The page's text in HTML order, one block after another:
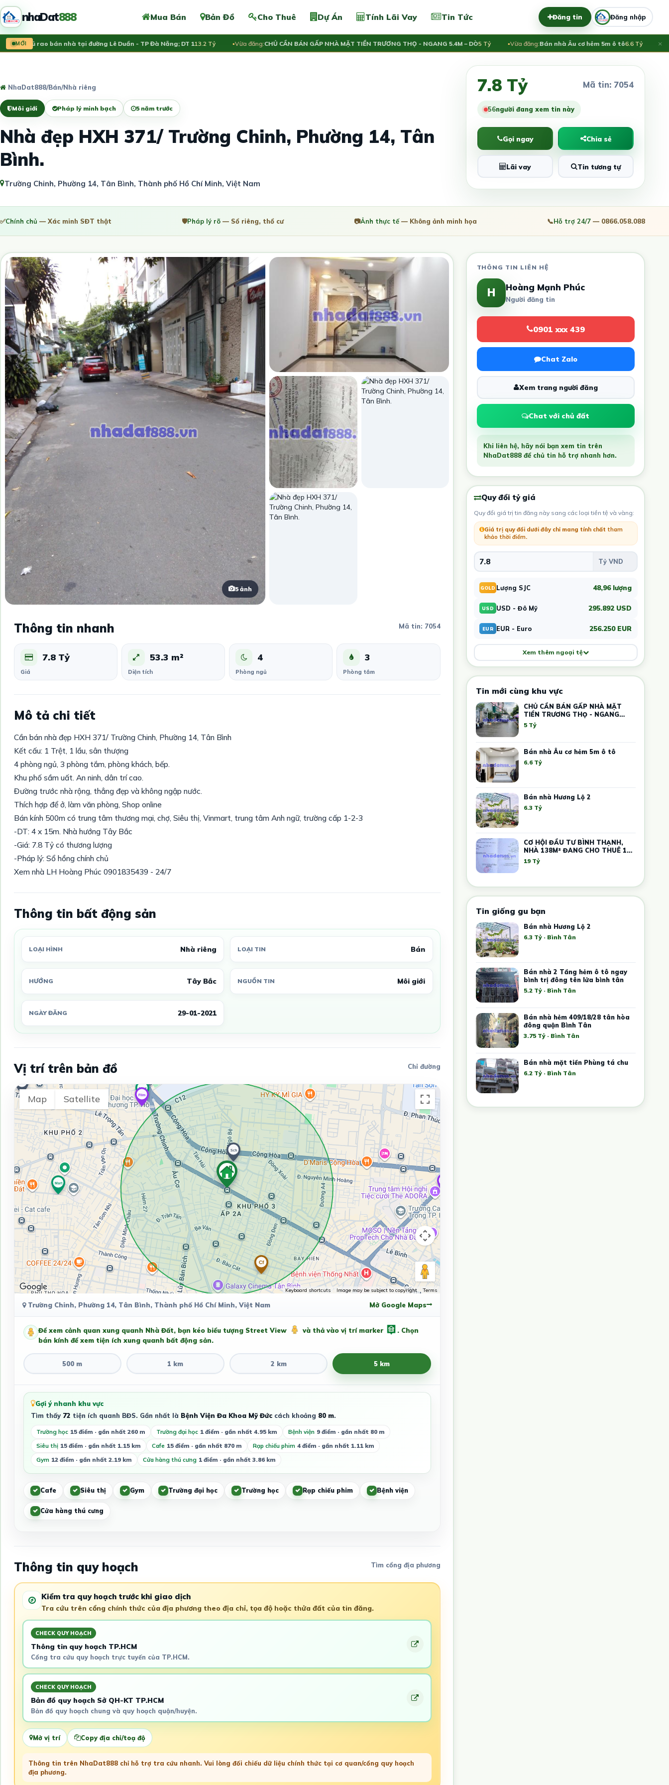
nhaDat888 Mua Bán Bản Đồ Cho Thuê Dự Án Tính Lãi Vay Tin Tức Đăng tin Đăng nhập
MỚI
chủ rao bán nhà tại đường Lê Duẩn - TP Đà Nẵng; DT 113.2 Tỷ Vừa đăng:CHỦ CẦN BÁN GẤP NHÀ MẶT TIỀN TRƯƠNG THỌ - NGANG 5.4M – DÒ 5 Tỷ Vừa đăng:Bán nhà Âu cơ hẻm 5m ô tô6.6 Tỷ Vừa×
NhaDat888/Bán/Nhà riêng
Môi giới Pháp lý minh bạch 5 năm trước
Nhà đẹp HXH 371/ Trường Chinh, Phường 14, Tân
Bình.
Trường Chinh, Phường 14, Tân Bình, Thành phố Hồ Chí Minh, Việt Nam
7.8 Tỷ Mã tin: 7054
56người đang xem tin này
Gọi ngay Chia sẻ
Lãi vay Tin tương tự
✅Chính chủ — Xác minh SĐT thật 🛡️Pháp lý rõ — Sổ riêng, thổ cư 📷Ảnh thực tế— Không ảnh minh họa 📞Hỗ trợ 24/7 — 0866.058.088
5 ảnh
Thông tin nhanh Mã tin: 7054
7.8 Tỷ
Giá
53.3 m²
Diện tích
4
Phòng ngủ
3
Phòng tắm
Mô tả chi tiết
Cần bán nhà đẹp HXH 371/ Trường Chinh, Phường 14, Tân Bình
Kết cấu: 1 Trệt, 1 lầu, sân thượng
4 phòng ngủ, 3 phòng tắm, phòng khách, bếp.
Khu phố sầm uất. An ninh, dân trí cao.
Đường trước nhà rộng, thẳng đẹp và không ngập nước.
Thích hợp để ở, làm văn phòng, Shop online
Bán kính 500m có trung tâm thương mại, chợ, Siêu thị, Vinmart, trung tâm Anh ngữ, trường cấp 1-2-3
-DT: 4 x 15m. Nhà hướng Tây Bắc
-Giá: 7.8 Tỷ có thương lượng
-Pháp lý: Sổ hồng chính chủ
Xem nhà LH Hoàng Phúc 0901835439 - 24/7
Thông tin bất động sản
LOẠI HÌNH Nhà riêng LOẠI TIN Bán
HƯỚNG Tây Bắc NGUỒN TIN Môi giới
NGÀY ĐĂNG 29-01-2021
Vị trí trên bản đồ Chỉ đường
Map Satellite
Keyboard shortcuts Image may be subject to copyright Terms
Trường Chinh, Phường 14, Tân Bình, Thành phố Hồ Chí Minh, Việt Nam Mở Google Maps
Để xem cảnh quan xung quanh Nhà Đất, bạn kéo biểu tượng Street View và thả vào vị trí marker
. Chọn
bán kính để xem tiện ích xung quanh bất động sản.
500 m 1 km 2 km 5 km
Gợi ý nhanh khu vực
Tìm thấy 72 tiện ích quanh BĐS. Gần nhất là Bệnh Viện Đa Khoa Mỹ Đứccách khoảng 80 m.
Trường học 15 điểm · gần nhất 260 m Trường đại học 1 điểm · gần nhất 4.95 km Bệnh viện 9 điểm · gần nhất 80 m
Siêu thị 15 điểm · gần nhất 1.15 km Cafe 15 điểm · gần nhất 870 m Rạp chiếu phim 4 điểm · gần nhất 1.11 km
Gym 12 điểm · gần nhất 2.19 km Cửa hàng thú cưng 1 điểm · gần nhất 3.86 km
Cafe Siêu thị Gym Trường đại học Trường học Rạp chiếu phim Bệnh viện
Cửa hàng thú cưng
Thông tin quy hoạch Tìm cổng địa phương
Kiểm tra quy hoạch trước khi giao dịch
Tra cứu trên cổng chính thức của địa phương theo địa chỉ, tọa độ hoặc thửa đất của tin đăng.
CHECK QUY HOẠCH
Thông tin quy hoạch TP.HCM
Cổng tra cứu quy hoạch trực tuyến của TP.HCM.
CHECK QUY HOẠCH
Bản đồ quy hoạch Sở QH-KT TP.HCM
Bản đồ quy hoạch chung và quy hoạch quận/huyện.
Mở vị trí Copy địa chỉ/toạ độ
Thông tin trên NhaDat888 chỉ hỗ trợ tra cứu nhanh. Vui lòng đối chiếu dữ liệu chính thức tại cơ quan/cổng quy hoạch
địa phương.
THÔNG TIN LIÊN HỆ
H Hoàng Mạnh Phúc
Người đăng tin
0901 xxx 439
Chat Zalo
Xem trang người đăng
Chat với chủ đất
Khi liên hệ, hãy nói bạn xem tin trên
NhaDat888 để chủ tin hỗ trợ nhanh hơn.
Quy đổi tỷ giá
Quy đổi giá trị tin đăng này sang các loại tiền tệ và vàng:
Giá trị quy đổi dưới đây chỉ mang tính chất tham
khảo thời điểm.
GOLD Lượng SJC 48,96 lượng
USD USD - Đô Mỹ 295.892 USD
EUR EUR - Euro 256.250 EUR
Xem thêm ngoại tệ
Tin mới cùng khu vực
CHỦ CẦN BÁN GẤP NHÀ MẶT
TIỀN TRƯƠNG THỌ - NGANG
5.4M – DÒNG TIỀN 12 TRIỆU
5 Tỷ
Bán nhà Âu cơ hẻm 5m ô tô
6.6 Tỷ
Bán nhà Hương Lộ 2
6.3 Tỷ
CƠ HỘI ĐẦU TƯ BÌNH THẠNH,
NHÀ 138M² ĐANG CHO THUÊ 17
PHÒNG TRỌ, GIÁ CHỈ 19 TỶ
19 Tỷ
Tin giống gu bạn
Bán nhà Hương Lộ 2
6.3 Tỷ · Bình Tân
Bán nhà 2 Tầng hẻm ô tô ngay
bình trị đông tên lửa bình tân
5.2 Tỷ · Bình Tân
Bán nhà hẻm 409/18/28 tân hòa
đông quận Bình Tân
3.75 Tỷ · Bình Tân
Bán nhà mặt tiền Phùng tá chu
6.2 Tỷ · Bình Tân